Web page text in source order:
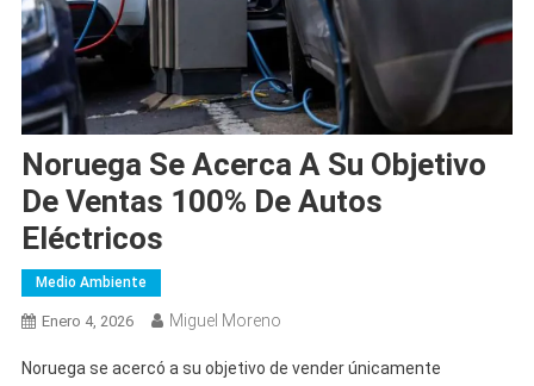
Noruega Se Acerca A Su Objetivo
De Ventas 100% De Autos
Eléctricos
Medio Ambiente
Enero 4, 2026 Miguel Moreno
Noruega se acercó a su objetivo de vender únicamente